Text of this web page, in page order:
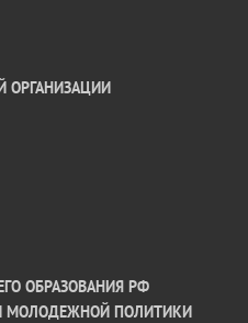
ОРГАНИЗАЦИИ
ОБРАЗОВАНИЯ РФ
МОЛОДЕЖНОЙ ПОЛИТИКИ